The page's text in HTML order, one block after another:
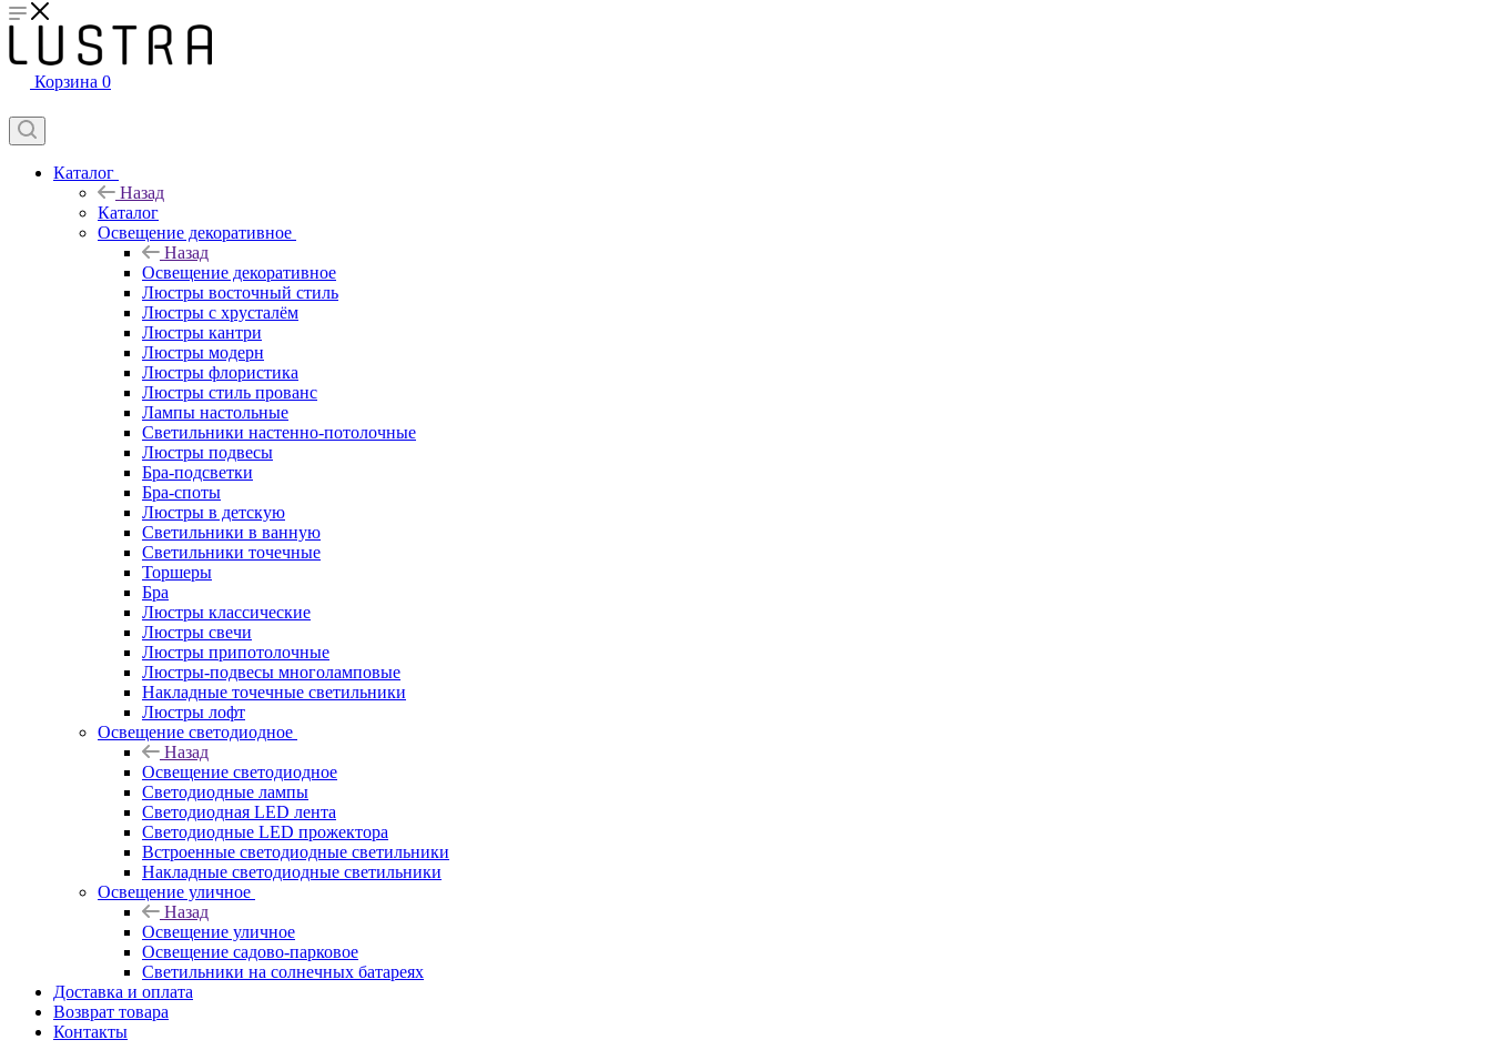
Корзина 0
Каталог
Назад
Каталог
Освещение декоративное
Назад
Освещение декоративное
Люстры восточный стиль
Люстры с хрусталём
Люстры кантри
Люстры модерн
Люстры флористика
Люстры стиль прованс
Лампы настольные
Светильники настенно-потолочные
Люстры подвесы
Бра-подсветки
Бра-споты
Люстры в детскую
Светильники в ванную
Светильники точечные
Торшеры
Бра
Люстры классические
Люстры свечи
Люстры припотолочные
Люстры-подвесы многоламповые
Накладные точечные светильники
Люстры лофт
Освещение светодиодное
Назад
Освещение светодиодное
Светодиодные лампы
Светодиодная LED лента
Светодиодные LED прожектора
Встроенные светодиодные светильники
Накладные светодиодные светильники
Освещение уличное
Назад
Освещение уличное
Освещение садово-парковое
Светильники на солнечных батареях
Доставка и оплата
Возврат товара
Контакты